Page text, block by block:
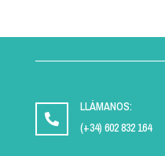

LLÁMANOS:
(+34) 602 832 164